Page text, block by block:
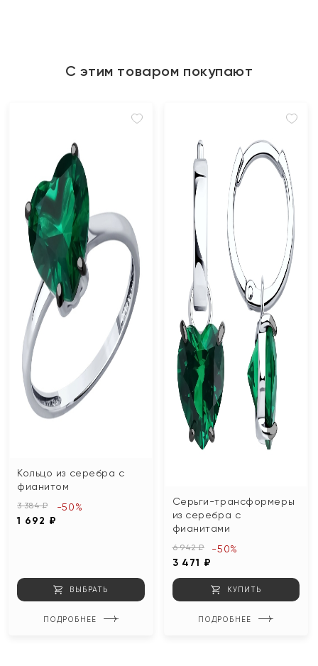
С этим товаром покупают
Кольцо из серебра с
фианитом
3 384 ₽
1 692 ₽
-50%
ВЫБРАТЬ
ПОДРОБНЕЕ
Серьги-трансформеры
из серебра с
фианитами
6 942 ₽
3 471 ₽
-50%
КУПИТЬ
ПОДРОБНЕЕ